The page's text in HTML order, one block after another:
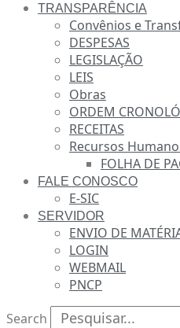
TRANSPARÊNCIA
Convênios e
DESPESAS
LEGISLAÇÃO
LEIS
Obras
ORDEM
RECEITAS
Recursos
FOLHA DE
FALE CONOSCO
E-SIC
SERVIDOR
ENVIO DE
LOGIN
WEBMAIL
PNCP
Search